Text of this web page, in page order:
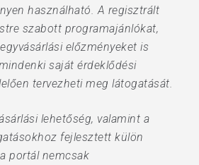
használható. A regisztrált
szabott programajánlókat,
előzményeket is
saját érdeklődési
tervezheti meg látogatását.
lehetőség, valamint a
fejlesztett külön
portál nemcsak